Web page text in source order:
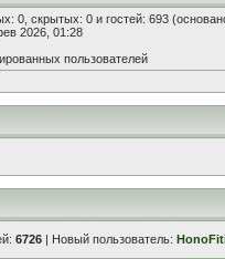
0, скрытых: 0 и гостей: 693
2026, 01:28
пользователей
6726 | Новый пользователь: